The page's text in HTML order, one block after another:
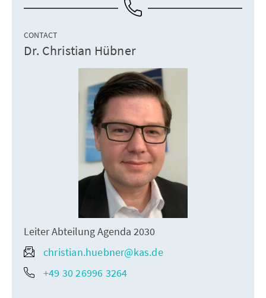
CONTACT
Dr. Christian Hübner
Leiter Abteilung Agenda 2030
christian.huebner@kas.de
+49 30 26996 3264